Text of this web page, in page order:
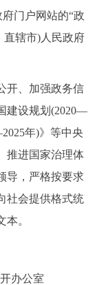
门户网站的“政
直辖市)人民政府
、加强政务信
建设规划(2020—
年)》等中央
推进国家治理体
导，严格按要求
社会提供格式统
。
务公开办公室